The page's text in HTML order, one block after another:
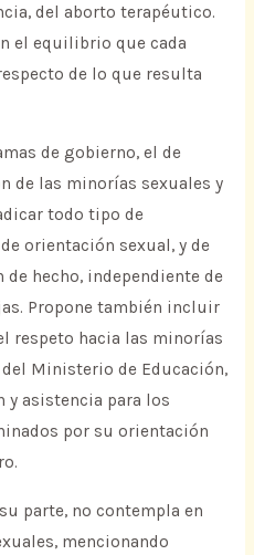
del aborto terapéutico.
el equilibrio que cada
de lo que resulta
de gobierno, el de
de las minorías sexuales y
todo tipo de
orientación sexual, y de
hecho, independiente de
Propone también incluir
respeto hacia las minorías
Ministerio de Educación,
y asistencia para los
por su orientación
parte, no contempla en
mencionando